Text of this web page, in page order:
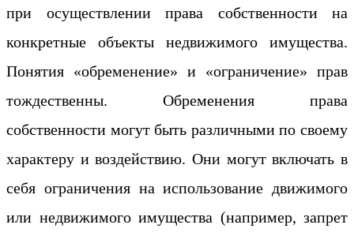
при осуществлении права собственности на
конкретные объекты недвижимого имущества.
Понятия «обременение» и «ограничение» прав
тождественны. Обременения права
собственности могут быть различными по своему
характеру и воздействию. Они могут включать в
себя ограничения на использование движимого
или недвижимого имущества (например, запрет